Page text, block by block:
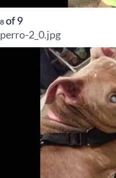
8 of9
perro-2_0.jpg